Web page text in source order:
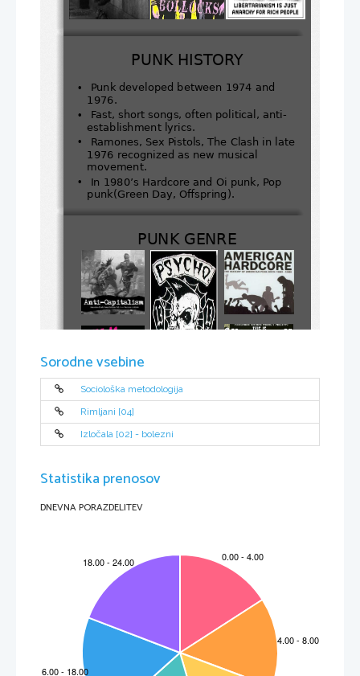
PUNK HISTORY
•
Punk developed between 1974 and
1976.
•
Fast, short songs, often political, anti-
establishment lyrics.
•
Ramones, Sex Pistols, The Clash in late
1976 recognized as new musical
movement.
•
In 1980’s Hardcore and Oi punk, Pop
punk(Green Day, Offspring).
PUNK GENRE
PUNK CLOTHES
Sorodne vsebine
Sociološka metodologija
Rimljani [04]
Izločala [02] - bolezni
Statistika prenosov
DNEVNA PORAZDELITEV